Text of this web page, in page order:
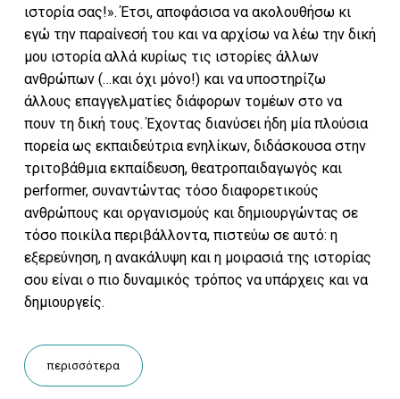
ιστορία σας!». Έτσι, αποφάσισα να ακολουθήσω κι
εγώ την παραίνεσή του και να αρχίσω να λέω την δική
μου ιστορία αλλά κυρίως τις ιστορίες άλλων
ανθρώπων (…και όχι μόνο!) και να υποστηρίζω
άλλους επαγγελματίες διάφορων τομέων στο να
πουν τη δική τους. Έχοντας διανύσει ήδη μία πλούσια
πορεία ως εκπαιδεύτρια ενηλίκων, διδάσκουσα στην
τριτοβάθμια εκπαίδευση, θεατροπαιδαγωγός και
performer, συναντώντας τόσο διαφορετικούς
ανθρώπους και οργανισμούς και δημιουργώντας σε
τόσο ποικίλα περιβάλλοντα, πιστεύω σε αυτό: η
εξερεύνηση, η ανακάλυψη και η μοιρασιά της ιστορίας
σου είναι ο πιο δυναμικός τρόπος να υπάρχεις και να
δημιουργείς.
περισσότερα